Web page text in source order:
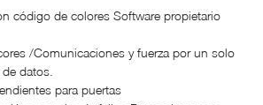
código de colores Software propietario
/Comunicaciones y fuerza por un solo
datos.
para puertas